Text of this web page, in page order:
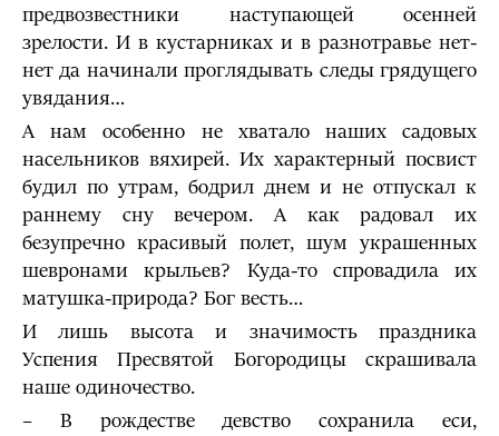
предвозвестники наступающей осенней
зрелости. И в кустарниках и в разнотравье нет-
нет да начинали проглядывать следы грядущего
увядания…
А нам особенно не хватало наших садовых
насельников вяхирей. Их характерный посвист
будил по утрам, бодрил днем и не отпускал к
раннему сну вечером. А как радовал их
безупречно красивый полет, шум украшенных
шевронами крыльев? Куда-то спровадила их
матушка-природа? Бог весть…
И лишь высота и значимость праздника
Успения Пресвятой Богородицы скрашивала
наше одиночество.
– В рождестве девство сохранила еси,